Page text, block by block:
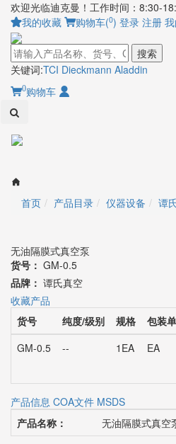
欢迎光临迪克曼！工作时间：8:30-
我的收藏
购物车(0) 登录 注册
搜索
关键词:TCI Dieckmann Aladdin
0购物车
首页 产品目录 仪器设备 谭
无油隔膜式真空泵
货号： GM-0.5
品牌： 谭氏真空
收藏产品
货号
纯度/级别 规格 包装
GM-0.5
-- 1EA EA
产品信息 COA文件 MSDS
产品名称：
无油隔膜式真空